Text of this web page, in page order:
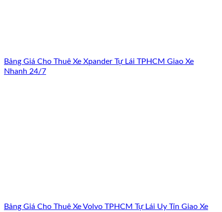
Bảng Giá Cho Thuê Xe Xpander Tự Lái TPHCM Giao Xe
Nhanh 24/7
Bảng Giá Cho Thuê Xe Volvo TPHCM Tự Lái Uy Tín Giao Xe